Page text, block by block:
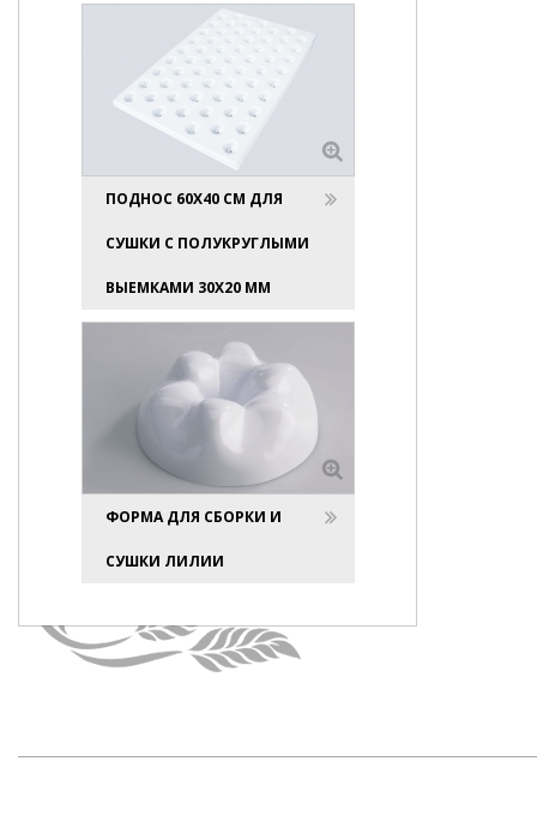
ПОДНОС 60Х40 СМ ДЛЯ
СУШКИ С ПОЛУКРУГЛЫМИ
ВЫЕМКАМИ 30Х20 ММ
ФОРМА ДЛЯ СБОРКИ И
СУШКИ ЛИЛИИ